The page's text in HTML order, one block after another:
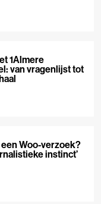
1Almere
van vragenlijst tot
Woo-verzoek?
instinct’